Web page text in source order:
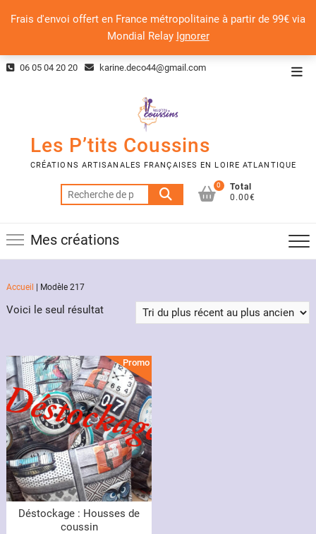
Frais d'envoi offert en France métropolitaine à partir de 99€ via
Mondial Relay Ignorer
Skip 06 05 04 20 20 karine.deco44@gmail.com
Les P’tits Coussins
CRÉATIONS ARTISANALES FRANÇAISES EN LOIRE ATLANTIQUE
Recherche
pour :
0
Total
0.00€
Mes créations
Accueil Modèle 217
Voici le seul résultat
Promo !
Déstockage : Housses de
coussin